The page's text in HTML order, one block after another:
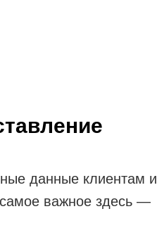
данные клиентам и
важное здесь —